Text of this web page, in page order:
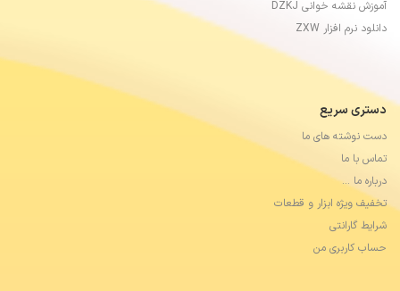
آموزش نقشه خوانی DZKJ
دانلود نرم افزار ZXW
دستری سریع
دست نوشته های ما
تماس با ما
درباره ما …
تخفیف ویژه ابزار و قطعات
شرایط گارانتی
حساب کاربری من